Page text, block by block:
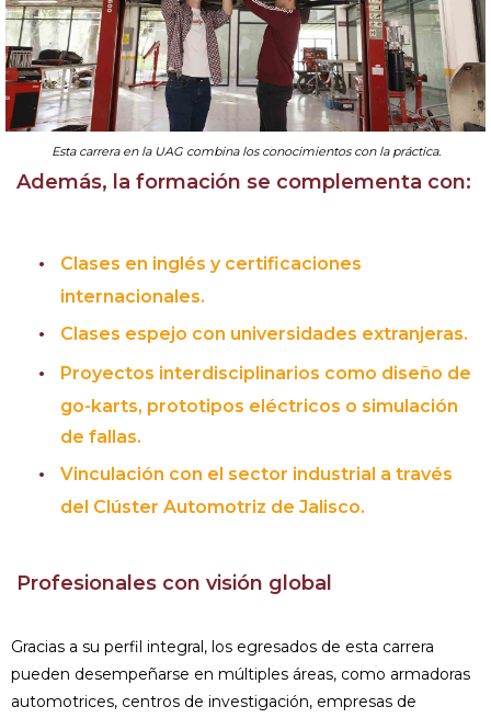
Esta carrera en la UAG combina los conocimientos con la práctica.
Además, la formación se complementa con:
Clases en inglés y certificaciones
internacionales.
Clases espejo con universidades extranjeras.
Proyectos interdisciplinarios como diseño de
go-karts, prototipos eléctricos o simulación
de fallas.
Vinculación con el sector industrial a través
del Clúster Automotriz de Jalisco.
Profesionales con visión global
Gracias a su perfil integral, los egresados de esta carrera
pueden desempeñarse en múltiples áreas, como armadoras
automotrices, centros de investigación, empresas de